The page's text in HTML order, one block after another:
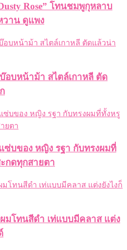
Rose” โทนชมพูกุหลาบ
าน ดูแพง
อบหน้าม้า สไตล์เกาหลี ตัด
ซ่บของ หญิง รฐา กับทรงผมที่
กดทุกสายตา
มโทนสีดำ เท่แบบมีคลาส แต่ง